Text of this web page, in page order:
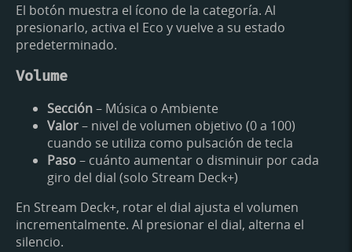
El botón muestra el ícono de la categoría. Al
presionarlo, activa el Eco y vuelve a su estado
predeterminado.
Volume
Sección– Música o Ambiente
Valor– nivel de volumen objetivo (0 a 100)
cuando se utiliza como pulsación de tecla
Paso– cuánto aumentar o disminuir por cada
giro del dial (solo Stream Deck+)
En Stream Deck+, rotar el dial ajusta el volumen
incrementalmente. Al presionar el dial, alterna el
silencio.